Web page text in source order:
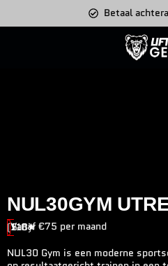
Betaal
NUL30GYM
5.0★
(118)
Vanaf €75 per maand
NUL30 Gym is een moderne